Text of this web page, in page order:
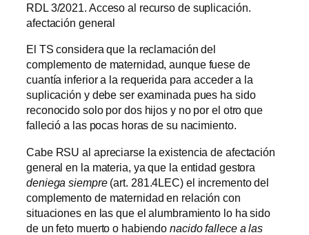
RDL 3/2021. Acceso al recurso de suplicación.
afectación general
El TS considera que la reclamación del
complemento de maternidad, aunque fuese de
cuantía inferior a la requerida para acceder a la
suplicación y debe ser examinada pues ha sido
reconocido solo por dos hijos y no por el otro que
falleció a las pocas horas de su nacimiento.
Cabe RSU al apreciarse la existencia de afectación
general en la materia, ya que la entidad gestora
deniega siempre(art. 281.4LEC) el incremento del
complemento de maternidad en relación con
situaciones en las que el alumbramiento lo ha sido
de un feto muerto o habiendo nacido fallece a las